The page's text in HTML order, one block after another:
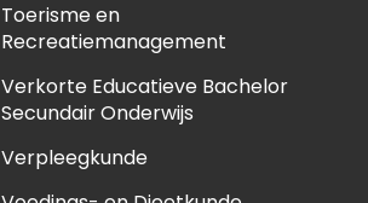
Toerisme en
Recreatiemanagement
Verkorte Educatieve Bachelor
Secundair Onderwijs
Verpleegkunde